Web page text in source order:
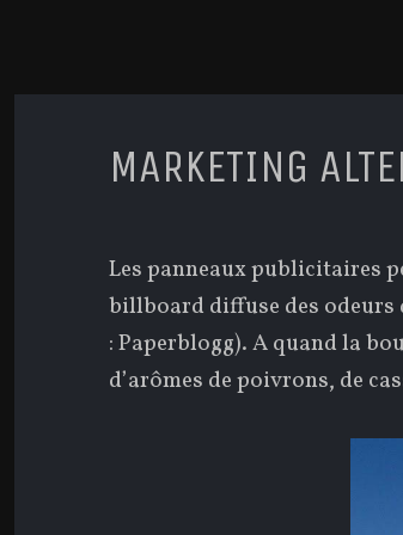
MARKETING
Les panneaux publicitaires
billboard diffuse des odeurs
: Paperblogg). A quand la
d’arômes de poivrons, de